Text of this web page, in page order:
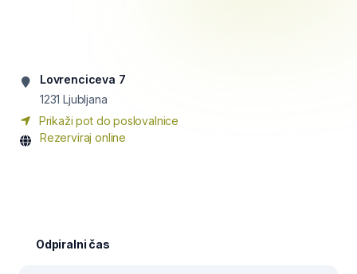
Lovrenciceva 7
1231 Ljubljana
Prikaži pot do poslovalnice
Rezerviraj online
Odpiralni čas